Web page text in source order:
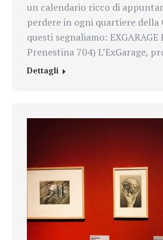
un calendario ricco di
perdere in ogni quartiere della
questi segnaliamo: EXGARAGE
Prenestina 704) L’ExGarage,
Dettagli